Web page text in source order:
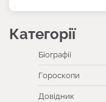
Категорії
Біографії
Гороскопи
Довідник